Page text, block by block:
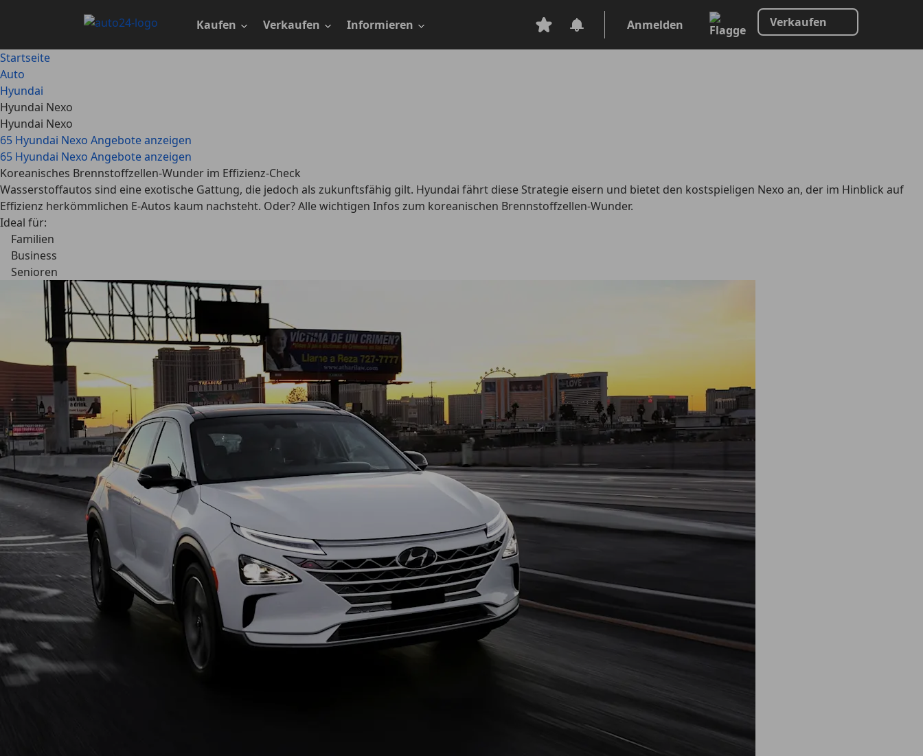
Kaufen Verkaufen Informieren Anmelden Verkaufen
Startseite
Auto
Hyundai
Hyundai Nexo
Hyundai Nexo
65 Hyundai Nexo Angebote anzeigen
65 Hyundai Nexo Angebote anzeigen
Koreanisches Brennstoffzellen-Wunder im Effizienz-Check
Wasserstoffautos sind eine exotische Gattung, die jedoch als zukunftsfähig gilt. Hyundai fährt diese Strategie eisern und bietet den kostspieligen Nexo an, der im Hinblick auf
Effizienz herkömmlichen E-Autos kaum nachsteht. Oder? Alle wichtigen Infos zum koreanischen Brennstoffzellen-Wunder.
Ideal für:
Familien
Business
Senioren